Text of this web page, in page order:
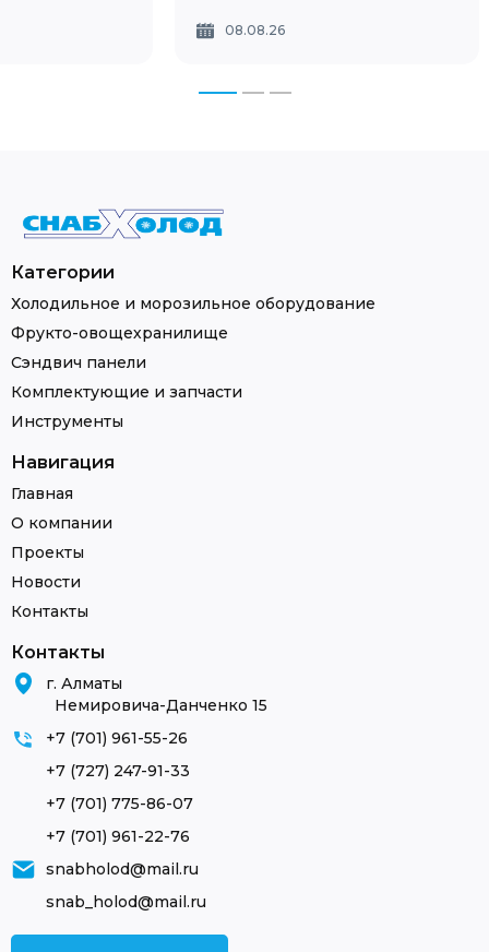
08.08.26
Категории
Холодильное и морозильное оборудование
Фрукто-овощехранилище
Сэндвич панели
Комплектующие и запчасти
Инструменты
Навигация
Главная
О компании
Проекты
Новости
Контакты
Контакты
г. Алматы
Немировича-Данченко 15
+7 (701) 961-55-26
+7 (727) 247-91-33
+7 (701) 775-86-07
+7 (701) 961-22-76
snabholod@mail.ru
snab_holod@mail.ru